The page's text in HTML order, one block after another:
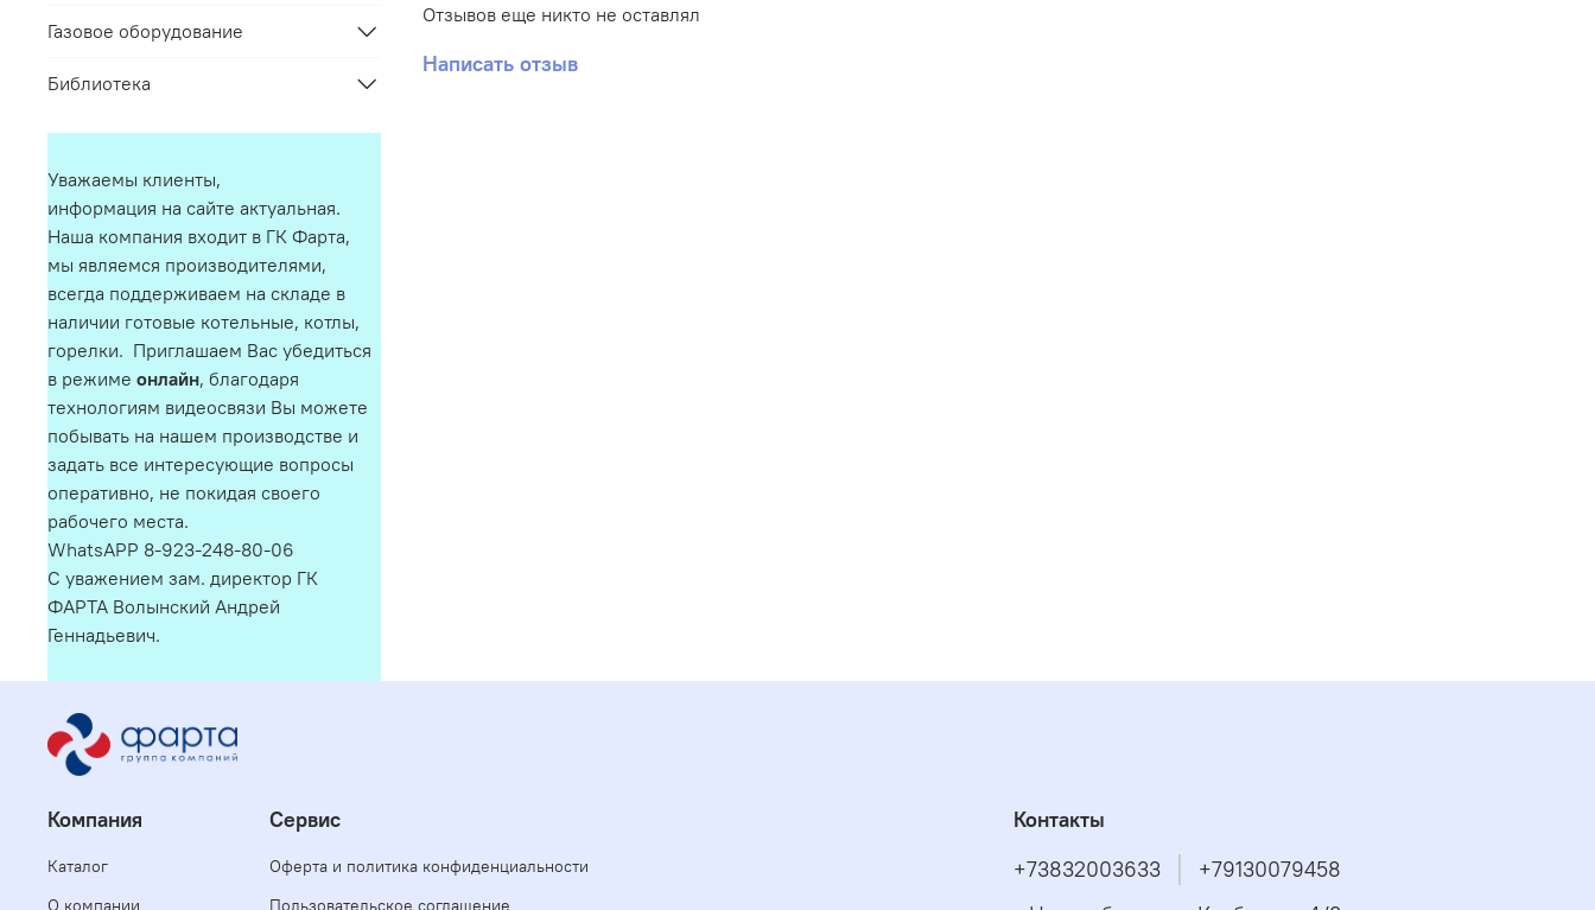
Отзывов еще никто не оставлял
Написать отзыв
Газовое оборудование
Библиотека
Уважаемы клиенты,
информация на сайте актуальная.
Наша компания входит в ГК Фарта,
мы являемся производителями,
всегда поддерживаем на складе в
наличии готовые котельные, котлы,
горелки. Приглашаем Вас убедиться
в режиме онлайн, благодаря
технологиям видеосвязи Вы можете
побывать на нашем производстве и
задать все интересующие вопросы
оперативно, не покидая своего
рабочего места.
WhatsAPP 8-923-248-80-06
С уважением зам. директор ГК
ФАРТА Волынский Андрей
Геннадьевич.
Компания
Каталог
О компании
Сервис
Оферта и политика конфиденциальности
Пользовательское соглашение
Контакты
+73832003633
+79130079458